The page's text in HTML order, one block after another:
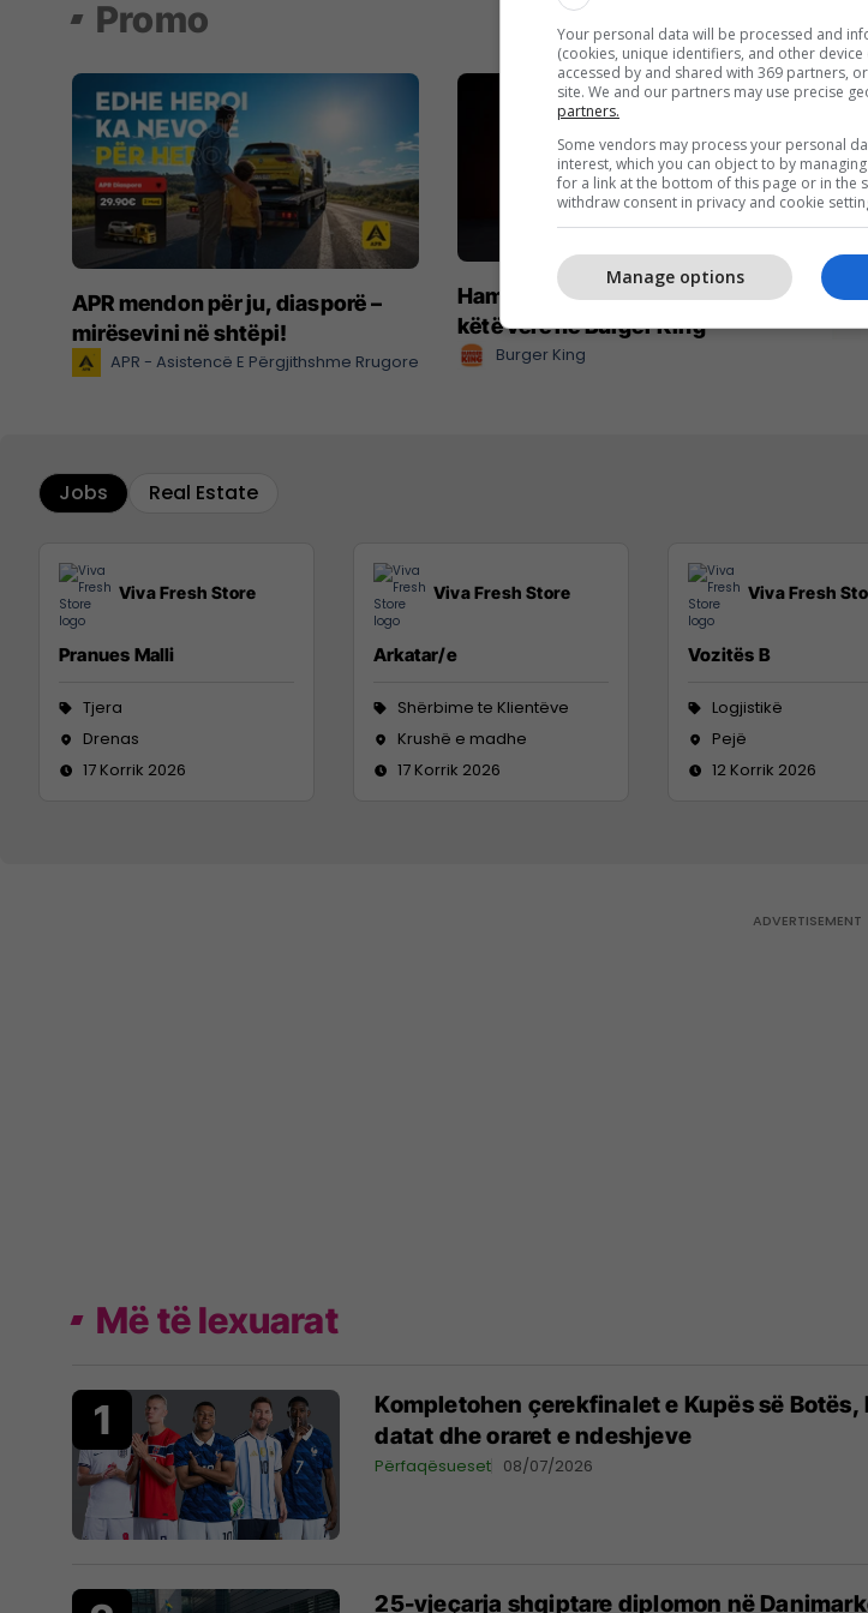
Promo
APR mendon për ju, diasporë –
mirësevini në shtëpi!
APR - Asistencë E Përgjithshme Rrugore
Hamburgeri ma kjut najher vjen
këtë verë në Burger King
Burger King
Me
Jobs Real Estate
Viva Fresh Store
Pranues Malli
Tjera
Drenas
17 Korrik 2026
Viva Fresh Store
Arkatar/e
Shërbime te Klientëve
Krushë e madhe
17 Korrik 2026
Viva Fresh
Vozitës B
Logjistikë
Pejë
12 Korrik 2026
Më të lexuarat
Kompletohen çerekfinalet e Kupës së Botës,
datat dhe oraret e ndeshjeve
Përfaqësueset 08/07/2026
25-vjeçarja shqiptare diplomon në
Your personal data will be processed and
(cookies, unique identifiers, and other
accessed by and shared with 369 partners,
site. We and our partners may use precise
partners.
Some vendors may process your personal
interest, which you can object to by
for a link at the bottom of this page or in the
withdraw consent in privacy and cookie
Manage options